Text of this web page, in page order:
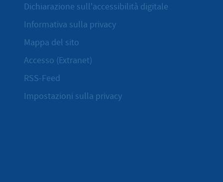
Dichiarazione sull'accessibilità digitale
Informativa sulla privacy
Mappa del sito
Accesso (Extranet)
RSS-Feed
Impostazioni sulla privacy